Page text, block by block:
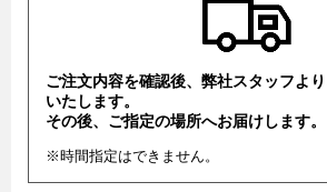
ご注文内容を確認後、弊社スタッフよ
いたします。
その後、ご指定の場所へお届けします。
※時間指定はできません。